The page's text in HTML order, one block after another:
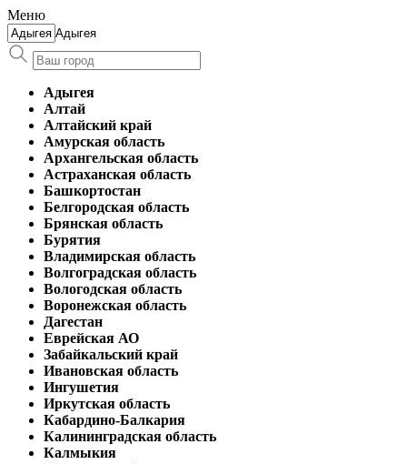
Меню
Адыгея
Адыгея
Алтай
Алтайский край
Амурская область
Архангельская область
Астраханская область
Башкортостан
Белгородская область
Брянская область
Бурятия
Владимирская область
Волгоградская область
Вологодская область
Воронежская область
Дагестан
Еврейская АО
Забайкальский край
Ивановская область
Ингушетия
Иркутская область
Кабардино-Балкария
Калининградская область
Калмыкия